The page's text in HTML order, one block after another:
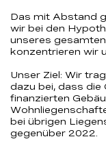
Das mit Abstand
wir bei den
unseres
konzentrieren wir
Unser Ziel: Wir
dazu bei, dass
finanzierten
bei übrigen
gegenüber 2022.